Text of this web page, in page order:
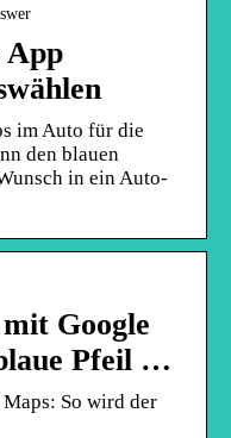
App
im Auto für die
den blauen
in ein Auto-
Google
Pfeil …
So wird der